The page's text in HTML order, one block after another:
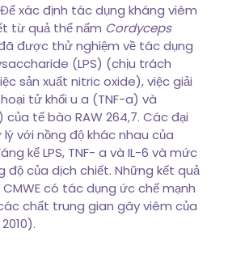
xác định tác dụng kháng viêm
từ quả thể nấm Cordyceps
được thử nghiệm về tác dụng
(LPS) (chịu trách
sản xuất nitric oxide), việc giải
tử khối u a (TNF-a) và
tế bào RAW 264,7. Các đại
với nồng độ khác nhau của
kể LPS, TNF- a và IL-6 và mức
độ của dịch chiết. Những kết quả
có tác dụng ức chế mạnh
chất trung gian gây viêm của
2010).